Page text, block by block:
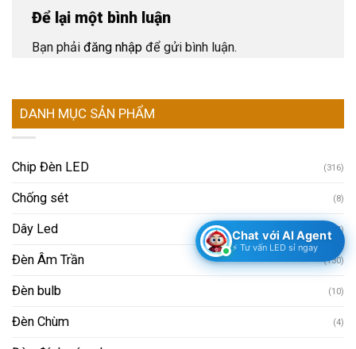
Để lại một bình luận
Bạn phải đăng nhập để gửi bình luận.
DANH MỤC SẢN PHẨM
Chip Đèn LED (316)
Chống sét (8)
Dây Led (4)
Đèn Âm Trần (130)
Đèn bulb (10)
Đèn Chùm (4)
Chat với AI Agent
⚡ Tư vấn LED sỉ ngay